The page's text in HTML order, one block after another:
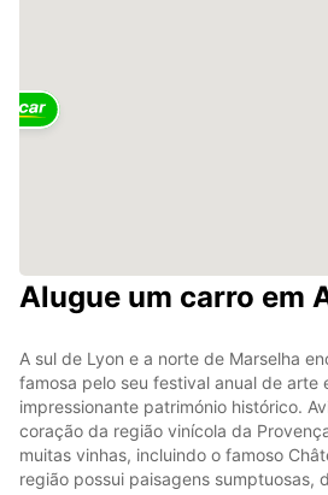
Alugue um carro em
A sul de Lyon e a norte de Marselha
famosa pelo seu festival anual de arte
impressionante património histórico.
coração da região vinícola da
muitas vinhas, incluindo o famoso
região possui paisagens sumptuosas,